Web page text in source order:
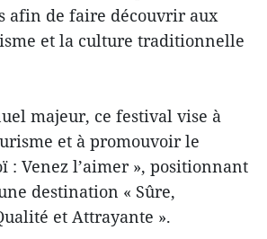
afin de faire découvrir aux
et la culture traditionnelle
majeur, ce festival vise à
et à promouvoir le
: Venez l’aimer », positionnant
destination « Sûre,
et Attrayante ».